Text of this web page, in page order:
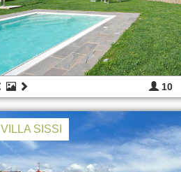
10
VILLA SISSI